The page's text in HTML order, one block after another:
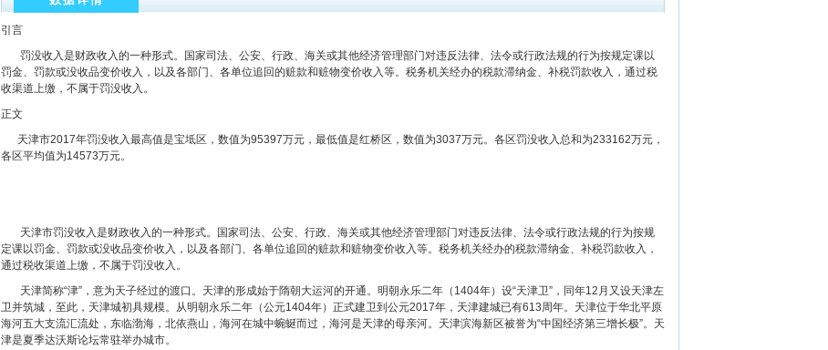
引言
罚没收入是财政收入的一种形式。国家司法、公安、行政、海关或其他经济管理部门对违反法律、法令或行政法规的行为按规定课以
罚金、罚款或没收品变价收入，以及各部门、各单位追回的赃款和赃物变价收入等。税务机关经办的税款滞纳金、补税罚款收入，通过税
收渠道上缴，不属于罚没收入。
正文
天津市2017年罚没收入最高值是宝坻区，数值为95397万元，最低值是红桥区，数值为3037万元。各区罚没收入总和为233162万元，
各区平均值为14573万元。
天津市罚没收入是财政收入的一种形式。国家司法、公安、行政、海关或其他经济管理部门对违反法律、法令或行政法规的行为按规
定课以罚金、罚款或没收品变价收入，以及各部门、各单位追回的赃款和赃物变价收入等。税务机关经办的税款滞纳金、补税罚款收入，
通过税收渠道上缴，不属于罚没收入。
天津简称“津”，意为天子经过的渡口。天津的形成始于隋朝大运河的开通。明朝永乐二年（1404年）设“天津卫”，同年12月又设天津左
卫并筑城，至此，天津城初具规模。从明朝永乐二年（公元1404年）正式建卫到公元2017年，天津建城已有613周年。天津位于华北平原
海河五大支流汇流处，东临渤海，北依燕山，海河在城中蜿蜒而过，海河是天津的母亲河。天津滨海新区被誉为“中国经济第三增长极”。天
津是夏季达沃斯论坛常驻举办城市。